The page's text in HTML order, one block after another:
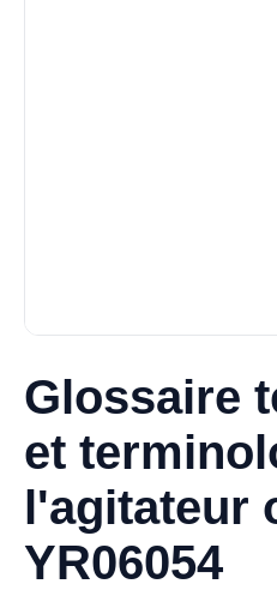
Glossaire
et
l'agitateur
YR06054